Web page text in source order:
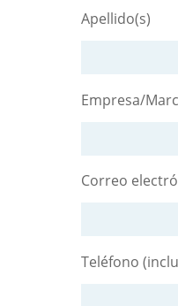
Apellido(s)
Empresa/
Correo
Teléfono